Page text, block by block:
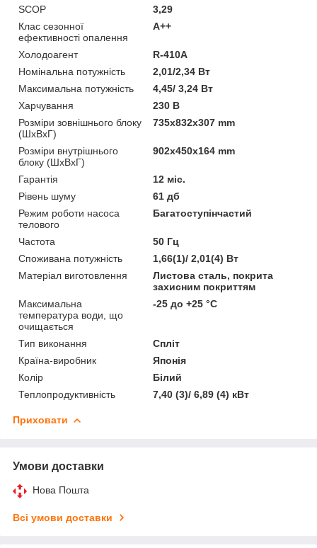
SCOP
3,29
Клас сезонної
ефективності опалення
А++
Холодоагент
R-410A
Номінальна потужність
2,01/2,34 Вт
Максимальна потужність
4,45/ 3,24 Вт
Харчування
230 В
Розміри зовнішнього блоку
(ШхВхГ)
735х832х307 mm
Розміри внутрішнього
блоку (ШхВхГ)
902х450х164 mm
Гарантія
12 міс.
Рівень шуму
61 дб
Режим роботи насоса
телового
Багатоступінчастий
Частота
50 Гц
Споживана потужність
1,66(1)/ 2,01(4) Вт
Матеріал виготовлення
Листова сталь, покрита
захисним покриттям
Максимальна
температура води, що
очищається
-25 до +25 °C
Тип виконання
Спліт
Країна-виробник
Японія
Колір
Білий
Теплопродуктивність
7,40 (3)/ 6,89 (4) кВт
Приховати
Умови доставки
Нова Пошта
Всі умови доставки